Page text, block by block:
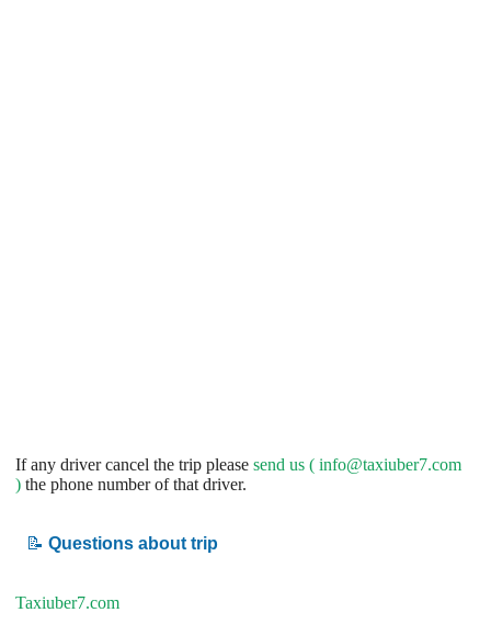
If any driver cancel the trip please send us ( info@taxiuber7.com
) the phone number of that driver.
📝 Questions about trip
Taxiuber7.com